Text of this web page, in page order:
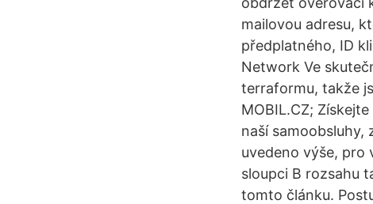
mailovou adresu,
předplatného, ID
Network Ve
terraformu, takže
MOBIL.CZ;
naší samoobsluhy,
uvedeno výše, pro
sloupci B rozsahu
tomto článku.